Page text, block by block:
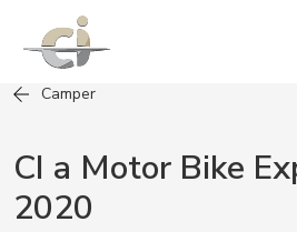
Camper
CI a Motor Bike
2020